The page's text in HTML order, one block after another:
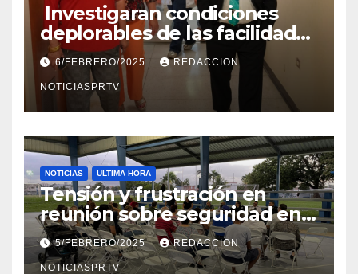
Investigaran condiciones
deplorables de las facilidades
el Departamento de la Salud
en Mayagüez
6/FEBRERO/2025 REDACCION
NOTICIASPRTV
NOTICIAS ULTIMA HORA
Tensión y frustración en
reunión sobre seguridad en
Reparto Metropolitano
5/FEBRERO/2025 REDACCION
NOTICIASPRTV